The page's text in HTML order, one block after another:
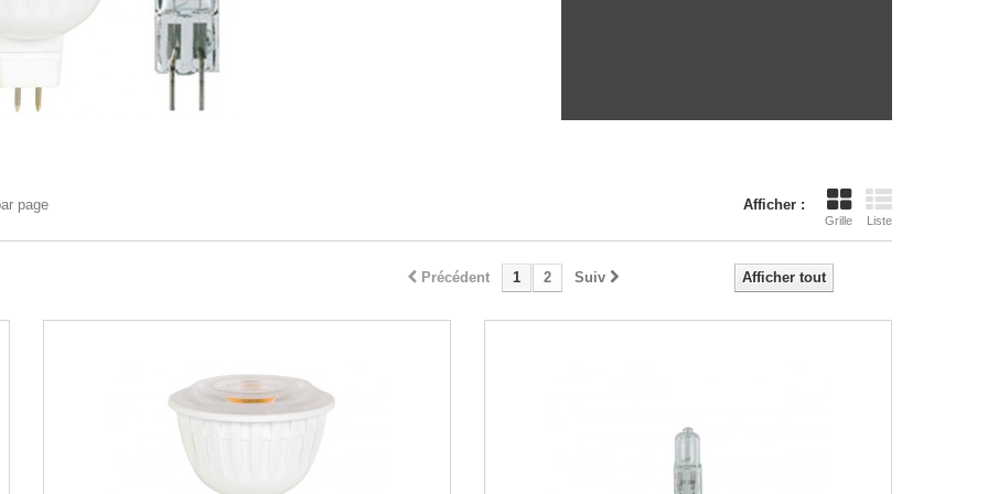
Afficher :
Grille Liste
page
Afficher tout
Précédent 1 2 Suiv